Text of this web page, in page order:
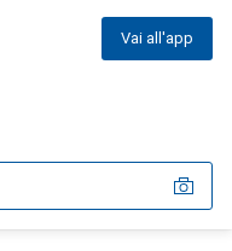
Vai all'app